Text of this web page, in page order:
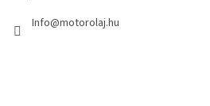
Info@motorolaj.hu